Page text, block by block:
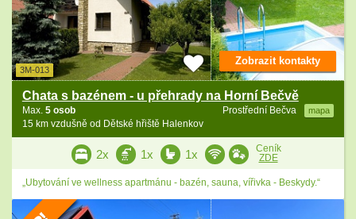
3M-013
Chata s bazénem - u přehrady na Horní Bečvě
Prostřední Bečva mapa
Max. 5 osob
15 km vzdušně od Dětské hřiště Halenkov
Zobrazit kontakty
2x 1x 1x
Ceník
ZDE
„Ubytování ve wellness apartmánu - bazén, sauna, vířivka - Beskydy.“